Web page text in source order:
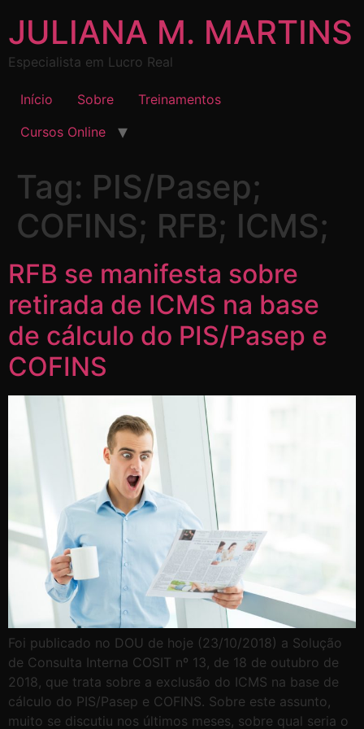
JULIANA M. MARTINS
Especialista em Lucro Real
Início Sobre
Treinamentos
Cursos Online
Tag: PIS/Pasep;
COFINS; RFB; ICMS;
RFB se manifesta sobre
retirada de ICMS na base
de cálculo do PIS/Pasep e
COFINS
Foi publicado no DOU de hoje (23/10/2018) a Solução
de Consulta Interna COSIT nº 13, de 18 de outubro de
2018, que trata sobre a exclusão do ICMS na base de
cálculo do PIS/Pasep e COFINS. Sobre este assunto,
muito se discutiu nos últimos meses, sobre qual seria o